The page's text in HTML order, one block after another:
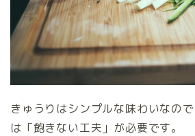
きゅうりはシンプルな味わいなの
は「飽きない工夫」が必要です。